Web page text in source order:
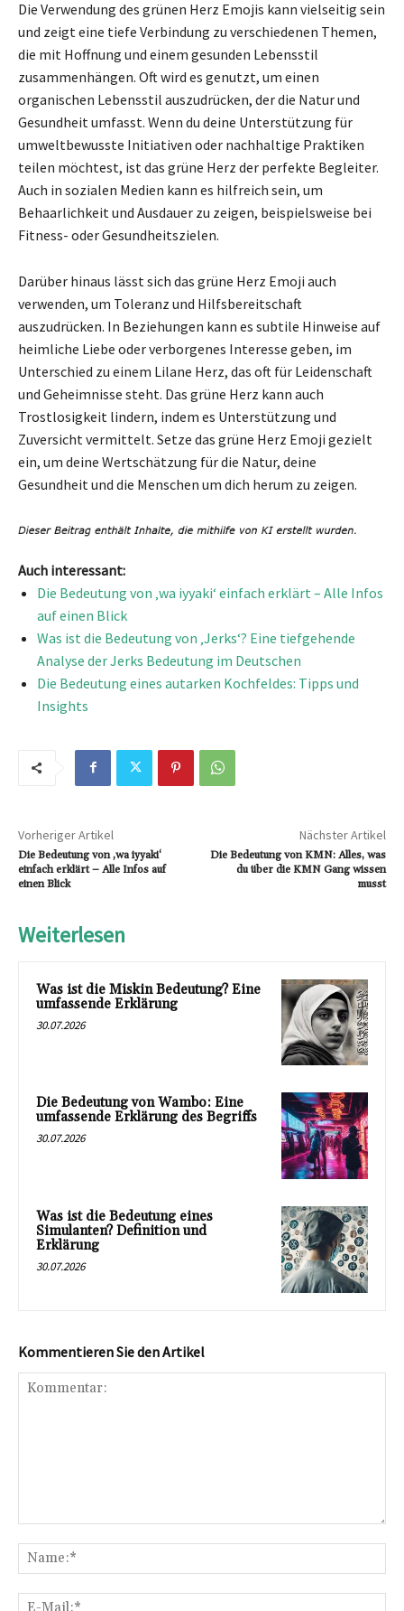
Die Verwendung des grünen Herz Emojis kann vielseitig sein
und zeigt eine tiefe Verbindung zu verschiedenen Themen,
die mit Hoffnung und einem gesunden Lebensstil
zusammenhängen. Oft wird es genutzt, um einen
organischen Lebensstil auszudrücken, der die Natur und
Gesundheit umfasst. Wenn du deine Unterstützung für
umweltbewusste Initiativen oder nachhaltige Praktiken
teilen möchtest, ist das grüne Herz der perfekte Begleiter.
Auch in sozialen Medien kann es hilfreich sein, um
Behaarlichkeit und Ausdauer zu zeigen, beispielsweise bei
Fitness- oder Gesundheitszielen.
Darüber hinaus lässt sich das grüne Herz Emoji auch
verwenden, um Toleranz und Hilfsbereitschaft
auszudrücken. In Beziehungen kann es subtile Hinweise auf
heimliche Liebe oder verborgenes Interesse geben, im
Unterschied zu einem Lilane Herz, das oft für Leidenschaft
und Geheimnisse steht. Das grüne Herz kann auch
Trostlosigkeit lindern, indem es Unterstützung und
Zuversicht vermittelt. Setze das grüne Herz Emoji gezielt
ein, um deine Wertschätzung für die Natur, deine
Gesundheit und die Menschen um dich herum zu zeigen.
Auch interessant:
Die Bedeutung von ‚wa iyyaki‘ einfach erklärt – Alle Infos
auf einen Blick
Was ist die Bedeutung von ‚Jerks‘? Eine tiefgehende
Analyse der Jerks Bedeutung im Deutschen
Die Bedeutung eines autarken Kochfeldes: Tipps und
Insights
Vorheriger Artikel
Die Bedeutung von ‚wa iyyaki‘
einfach erklärt – Alle Infos auf
einen Blick
Nächster Artikel
Die Bedeutung von KMN: Alles, was
du über die KMN Gang wissen
musst
Weiterlesen
Was ist die Miskin Bedeutung? Eine
umfassende Erklärung
30.07.2026
Die Bedeutung von Wambo: Eine
umfassende Erklärung des Begriffs
30.07.2026
Was ist die Bedeutung eines
Simulanten? Definition und
Erklärung
30.07.2026
Kommentieren Sie den Artikel